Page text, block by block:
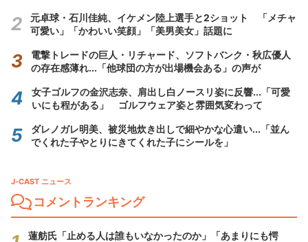
元卓球・石川佳純、イケメン陸上選手と2ショット 「メチャ
可愛い」「かわいい笑顔」「美男美女」話題に
電撃トレードの巨人・リチャード、ソフトバンク・秋広優人
の存在感薄れ...「他球団の方が出場機会ある」の声が
女子ゴルフの金沢志奈、肩出し白ノースリ姿に反響...「可愛
いにも程がある」 ゴルフウェア姿と雰囲気変わって
ダレノガレ明美、被災地炊き出しで細やかな心遣い...「並ん
でくれた子やとりにきてくれた子にシールを」
J-CAST ニュース
コメントランキング
蓮舫氏「止める人は誰もいなかったのか」「あまりにも愕